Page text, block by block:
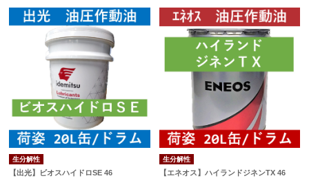
生分解性
【出光】ビオスハイドロSE 46
生分解性
【エネオス】ハイランドジネンTX 46